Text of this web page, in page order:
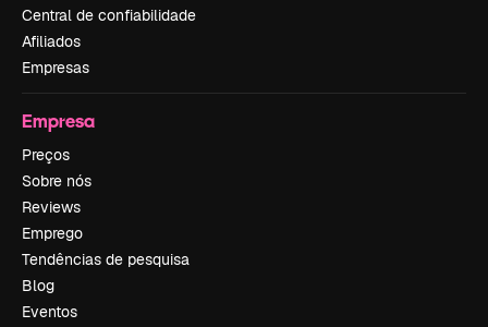
Central de confiabilidade
Afiliados
Empresas
Empresa
Preços
Sobre nós
Reviews
Emprego
Tendências de pesquisa
Blog
Eventos